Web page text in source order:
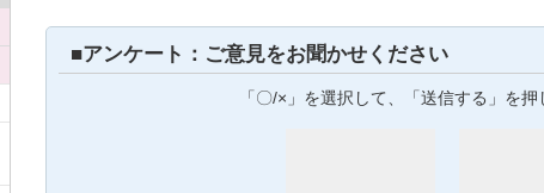
■アンケート：ご意見をお聞かせください
「〇/×」を選択して、「送信する」を押